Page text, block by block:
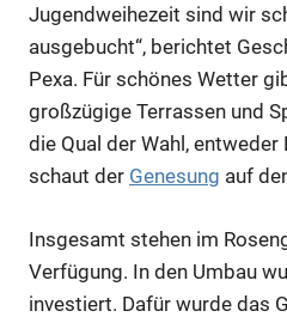
Jugendweihezeit sind wir
ausgebucht“, berichtet
Pexa. Für schönes Wetter
großzügige Terrassen und
die Qual der Wahl,
schaut der Genesung auf
Insgesamt stehen im
Verfügung. In den Umbau
investiert. Dafür wurde das